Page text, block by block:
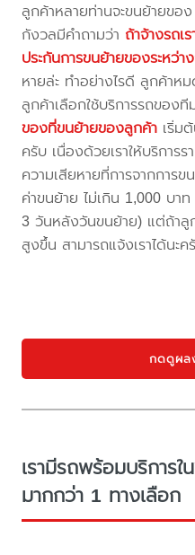
ลูกค้าหลายท่านจะขนย้ายขอ
กังวลมีคำถามว่า ถ้าจ้างรถเ
ประกันการขนย้ายของระหว่า
หายล่ะ ทำอย่างไรดี ลูกค้าห
ลูกค้าเลือกใช้บริการรถของที
ของที่ขนย้ายของลูกค้า เริ่ม
ครับ เนื่องด้วยเราให้บริการ
ความเสียหายที่การจากการ
ค่าขนย้าย ไม่เกิน 1,000 บา
3 วันหลังวันขนย้าย) แต่ถ้าลู
สูงขึ้น สามารถแจ้งเราได้นะ
กดดูผล
เรามีรถพร้อมบริการ
มากกว่า 1 ทางเลือก